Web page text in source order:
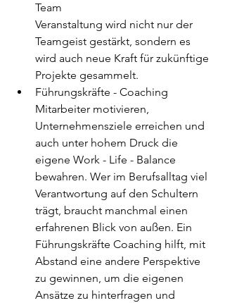
Team
Veranstaltung wird nicht nur der
Teamgeist gestärkt, sondern es
wird auch neue Kraft für zukünftige
Projekte gesammelt.
Führungskräfte - Coaching
Mitarbeiter motivieren,
Unternehmensziele erreichen und
auch unter hohem Druck die
eigene Work - Life - Balance
bewahren. Wer im Berufsalltag viel
Verantwortung auf den Schultern
trägt, braucht manchmal einen
erfahrenen Blick von außen. Ein
Führungskräfte Coaching hilft, mit
Abstand eine andere Perspektive
zu gewinnen, um die eigenen
Ansätze zu hinterfragen und